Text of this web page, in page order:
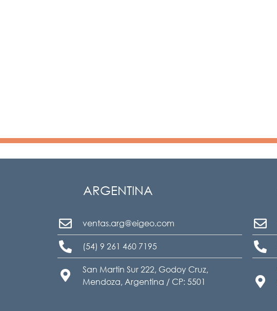
ARGENTINA
ventas.arg@eigeo.com
(54) 9 261 460 7195
San Martin Sur 222, Godoy Cruz,
Mendoza, Argentina / CP: 5501